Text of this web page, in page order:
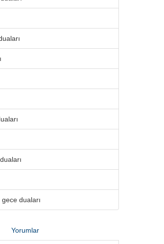
duaları
Yorumlar